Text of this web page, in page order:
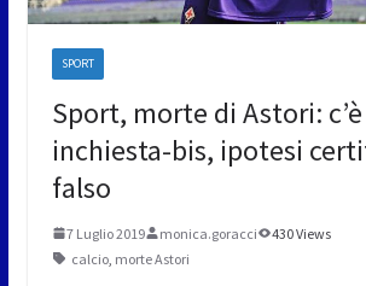
SPORT
Sport, morte di Astori: c’è
inchiesta-bis, ipotesi
falso
7 Luglio 2019 monica.goracci
430 Views
calcio, morte Astori